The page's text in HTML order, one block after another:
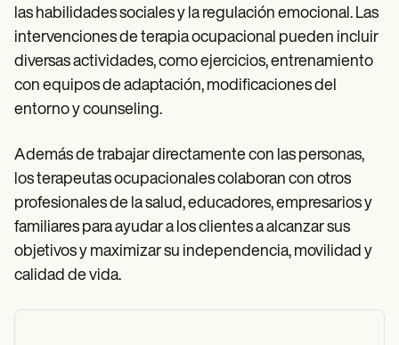
las habilidades sociales y la regulación emocional. Las
intervenciones de terapia ocupacional pueden incluir
diversas actividades, como ejercicios, entrenamiento
con equipos de adaptación, modificaciones del
entorno y counseling.
Además de trabajar directamente con las personas,
los terapeutas ocupacionales colaboran con otros
profesionales de la salud, educadores, empresarios y
familiares para ayudar a los clientes a alcanzar sus
objetivos y maximizar su independencia, movilidad y
calidad de vida.